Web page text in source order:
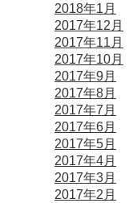
2018年1月
2017年12月
2017年11月
2017年10月
2017年9月
2017年8月
2017年7月
2017年6月
2017年5月
2017年4月
2017年3月
2017年2月